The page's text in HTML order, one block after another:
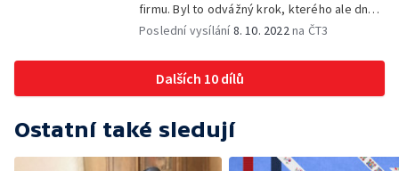
firmu. Byl to odvážný krok, kterého ale dnes
nelitují.
Poslední vysílání8. 10. 2022na ČT3
Dalších 10 dílů
Ostatní také sledují